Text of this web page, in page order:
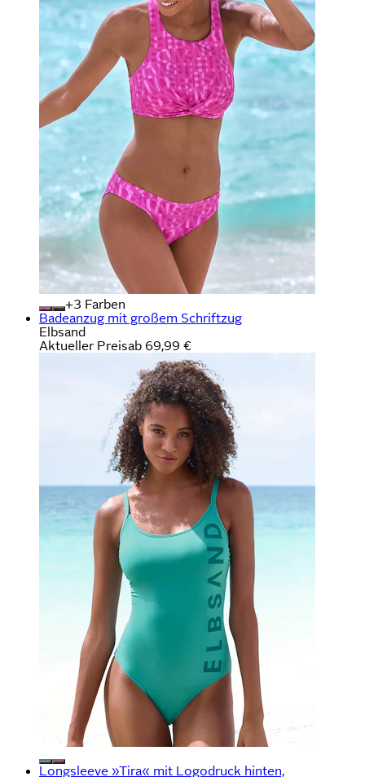
+
Farben
Badeanzug mit großem Schriftzug
Elbsand
Aktueller Preisab 69,99 €
Longsleeve »Tira« mit Logodruck hinten,